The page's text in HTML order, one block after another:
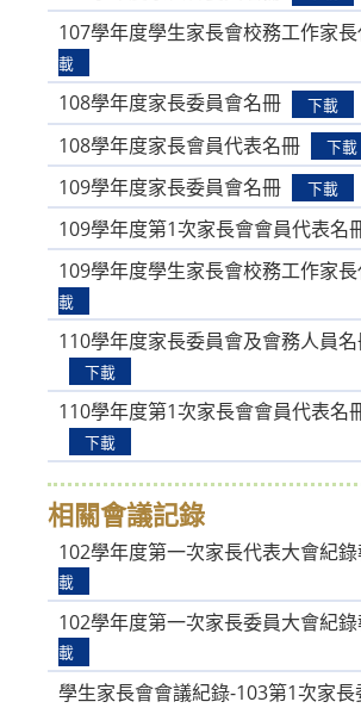
107學年度學生家長會校務工作家
載
108學年度家長委員會名冊 下載
108學年度家長會員代表名冊 下載
109學年度家長委員會名冊 下載
109學年度第1次家長會會員代表名
109學年度學生家長會校務工作家
載
110學年度家長委員會及會務人員
下載
110學年度第1次家長會會員代表名
下載
相關會議記錄
102學年度第一次家長代表大會紀
載
102學年度第一次家長委員大會紀
載
學生家長會會議紀錄-103第1次家長